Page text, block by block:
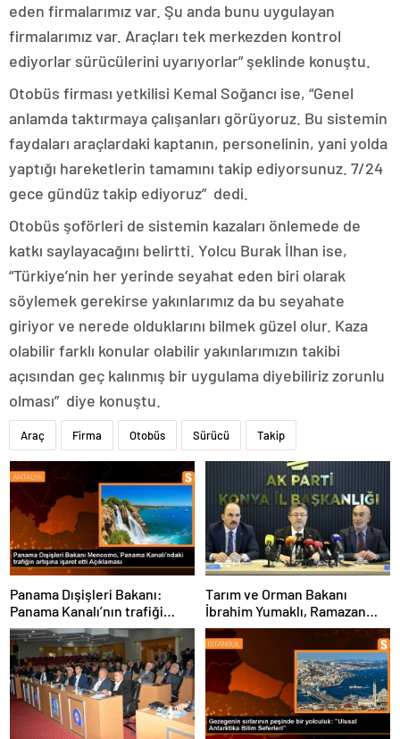
eden firmalarımız var. Şu anda bunu uygulayan
firmalarımız var. Araçları tek merkezden kontrol
ediyorlar sürücülerini uyarıyorlar” şeklinde konuştu.
Otobüs firması yetkilisi Kemal Soğancı ise, “Genel
anlamda taktırmaya çalışanları görüyoruz. Bu sistemin
faydaları araçlardaki kaptanın, personelinin, yani yolda
yaptığı hareketlerin tamamını takip ediyorsunuz. 7/24
gece gündüz takip ediyoruz” dedi.
Otobüs şoförleri de sistemin kazaları önlemede de
katkı saylayacağını belirtti. Yolcu Burak İlhan ise,
“Türkiye’nin her yerinde seyahat eden biri olarak
söylemek gerekirse yakınlarımız da bu seyahate
giriyor ve nerede olduklarını bilmek güzel olur. Kaza
olabilir farklı konular olabilir yakınlarımızın takibi
açısından geç kalınmış bir uygulama diyebiliriz zorunlu
olması” diye konuştu.
Araç Firma Otobüs Sürücü Takip
Panama Dışişleri Bakanı:
Panama Kanalı’nın trafiği
artıyor
Tarım ve Orman Bakanı
İbrahim Yumaklı, Ramazan
denetimlerini
sıklaştırdıklarını açıkladı